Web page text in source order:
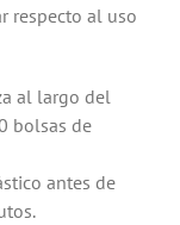
respecto al uso
al largo del
bolsas de
antes de